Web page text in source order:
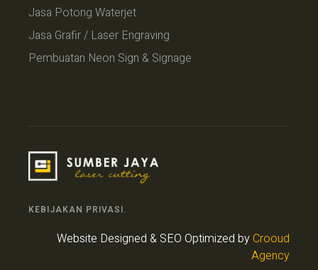
Jasa Potong Waterjet
Jasa Grafir / Laser Engraving
Pembuatan Neon Sign & Signage
KEBIJAKAN PRIVASI.
Website Designed & SEO Optimized byCrooud
Agency